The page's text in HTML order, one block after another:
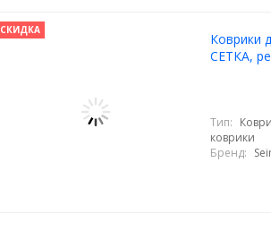
СКИДКА
Коврики
СЕТКА,
Тип:
коврики
Бренд: